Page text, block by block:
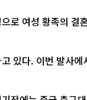
여성 황족의
다. 이번 발사